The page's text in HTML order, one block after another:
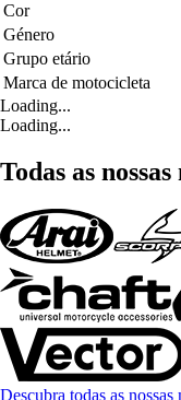
Cor
Género
Grupo etário
Marca de motocicleta
Loading...
Loading...
Todas as
Descubra todas as nossas